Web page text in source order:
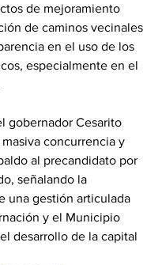
de mejoramiento
de caminos vecinales
en el uso de los
especialmente en el
gobernador Cesarito
concurrencia y
al precandidato por
señalando la
una gestión articulada
y el Municipio
desarrollo de la capital